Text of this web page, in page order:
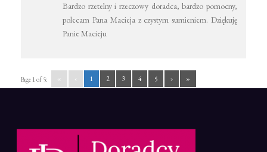
Bardzo rzetelny i rzeczowy doradca, bardzo pomocny,
polecam Pana Macieja z czystym sumieniem. Dziękuję
Panie Macieju
Page 1 of 5: « ‹ 1 2 3 4 5 › »